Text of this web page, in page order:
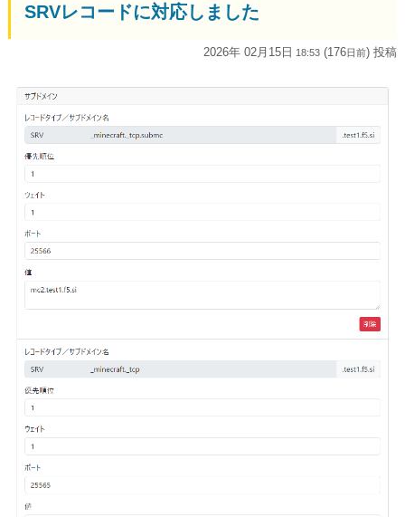
SRVレコードに対応しました
2026年 02月15日 18:53 (176日前) 投稿